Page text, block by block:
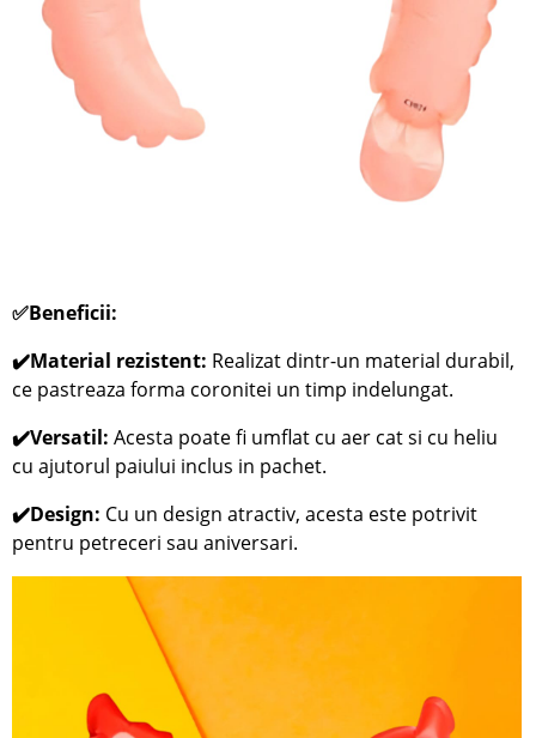
✅Beneficii:
✔️Material rezistent: Realizat dintr-un material durabil,
ce pastreaza forma coronitei un timp indelungat.
✔️Versatil:Acesta poate fi umflat cu aer cat si cu heliu
cu ajutorul paiului inclus in pachet.
✔️Design: Cu un design atractiv, acesta este potrivit
pentru petreceri sau aniversari.